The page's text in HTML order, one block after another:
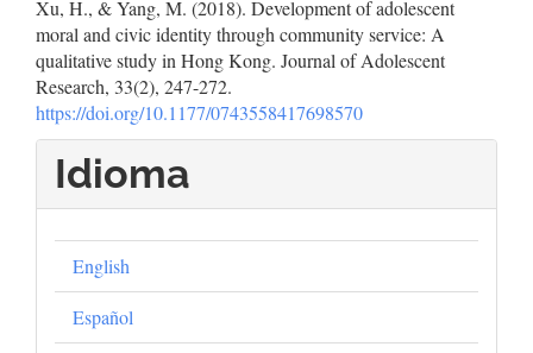
Xu, H., & Yang, M. (2018). Development of adolescent
moral and civic identity through community service: A
qualitative study in Hong Kong. Journal of Adolescent
Research, 33(2), 247-272.
https://doi.org/10.1177/0743558417698570
Idioma
English
Español